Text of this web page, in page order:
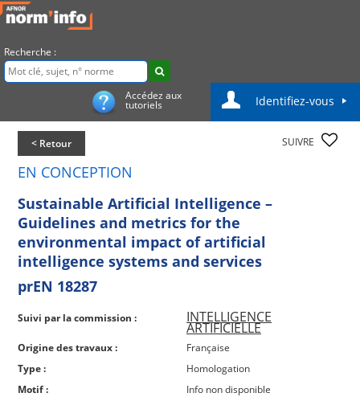
Recherche :
Accédez aux
tutoriels Identifiez-vous
< Retour SUIVRE
EN CONCEPTION
Sustainable Artificial Intelligence –
Guidelines and metrics for the
environmental impact of artificial
intelligence systems and services
prEN 18287
Suivi par la commission : INTELLIGENCE
ARTIFICIELLE
Origine des travaux :
Française
Type :
Homologation
Motif :
Info non disponible